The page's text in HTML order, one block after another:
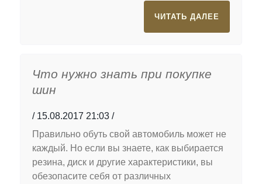
ЧИТАТЬ ДАЛЕЕ
Что нужно знать при покупке
шин
15.08.2017 21:03
Правильно обуть свой автомобиль может не
каждый. Но если вы знаете, как выбирается
резина, диск и другие характеристики, вы
обезопасите себя от различных